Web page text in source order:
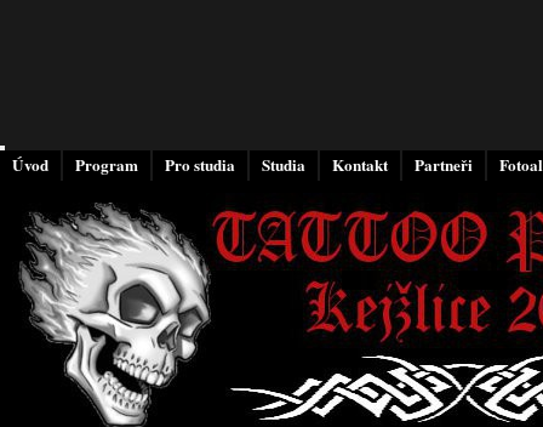
Úvod Program Pro studia Studia Kontakt Partneři